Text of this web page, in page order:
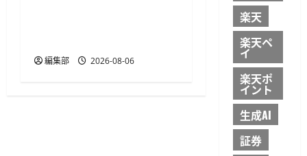
編集部 2026-08-06
楽天
楽天ペ
イ
楽天ポ
イント
生成AI
証券